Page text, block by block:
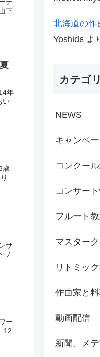
テ
下
年
い
歳
サ
ワ
ー
12
北海道の作
Yoshida よ
カテゴ
NEWS
キャンペ
コンクー
コンサー
フルート
マスター
リトミッ
作曲家と
動画配信
新聞、メ